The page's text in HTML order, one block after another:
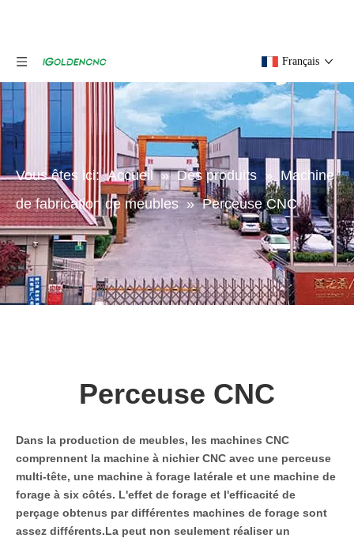
Français
Vous êtes ici: Accueil » Des produits » Machine
de fabrication de meubles » Perceuse CNC
Perceuse CNC
Dans la production de meubles, les machines CNC
comprennent la machine à nichier CNC avec une perceuse
multi-tête, une machine à forage latérale et une machine de
forage à six côtés. L'effet de forage et l'efficacité de
perçage obtenus par différentes machines de forage sont
assez différents.La peut non seulement réaliser un